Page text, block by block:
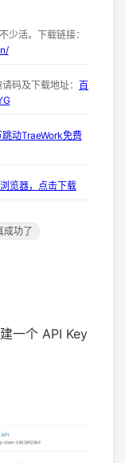
活。下载链接：
码及下载地址： 百
动TraeWork免费
览器，点击下载
成功了
一个 API Key